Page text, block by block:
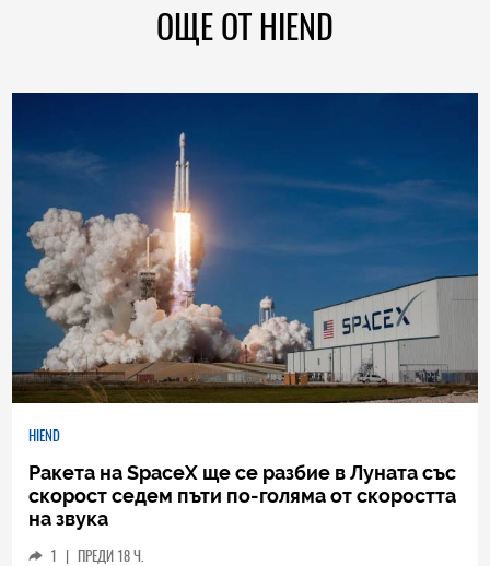
ОЩЕ ОТ HIEND
HIEND
Ракета на SpaceX ще се разбие в Луната със
скорост седем пъти по-голяма от скоростта
на звука
1 | ПРЕДИ 18 Ч.